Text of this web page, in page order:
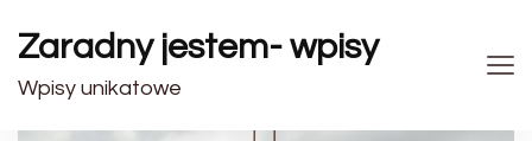
Zaradny jestem- wpisy
Wpisy unikatowe